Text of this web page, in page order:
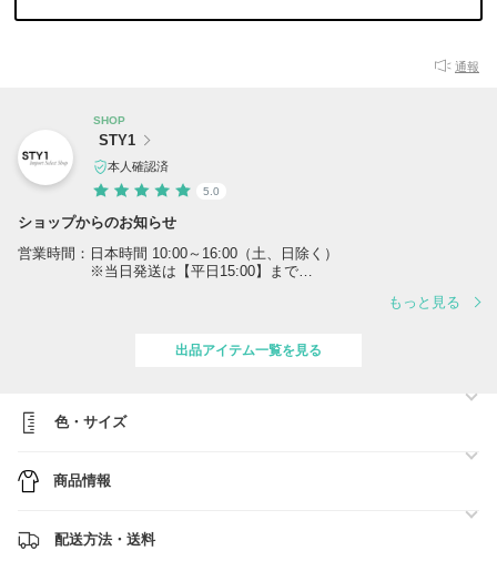
通報
SHOP
STY1
本人確認済
5.0
ショップからのお知らせ
営業時間：日本時間 10:00～16:00（土、日除く）
※当日発送は【平日15:00】まで
翌営業日より順次対応致します。
※必ずバイマ様の『あんしんプラス』に加入の上、商品を購入いただき
未加入の場合、返品・交換対応をお受けできかねます。予めご了承く
ださい。
もっと見る
出品アイテム一覧を見る
色・サイズ
商品情報
配送方法・送料